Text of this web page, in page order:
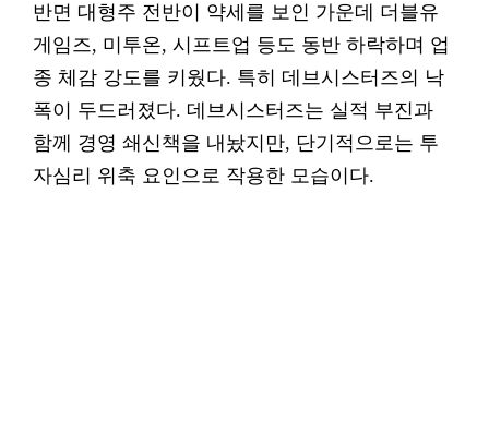
반면 대형주 전반이 약세를 보인 가운데 더블유
게임즈, 미투온, 시프트업 등도 동반 하락하며 업
종 체감 강도를 키웠다. 특히 데브시스터즈의 낙
폭이 두드러졌다. 데브시스터즈는 실적 부진과
함께 경영 쇄신책을 내놨지만, 단기적으로는 투
자심리 위축 요인으로 작용한 모습이다.